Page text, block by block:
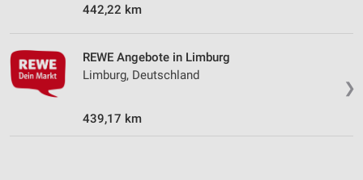
442,22 km
❯
REWE Angebote in Limburg
Limburg, Deutschland
439,17 km
personalisierter Werbung
Erstellung von Profilen zur Personalisierung
von Inhalten